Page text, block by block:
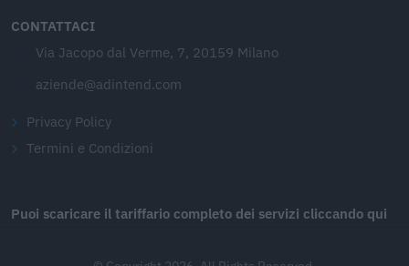
CONTATTACI
Via Jacopo dal Verme, 7, 20159 Milano
aziende@adintend.com
Privacy Policy
Termini e Condizioni
Puoi scaricare il tariffario completo dei servizi cliccando qui